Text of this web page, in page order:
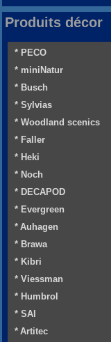
Produits décor
* PECO
* miniNatur
* Busch
* Sylvias
* Woodland scenics
* Faller
* Heki
* Noch
* DECAPOD
* Evergreen
* Auhagen
* Brawa
* Kibri
* Viessman
* Humbrol
* SAI
* Artitec